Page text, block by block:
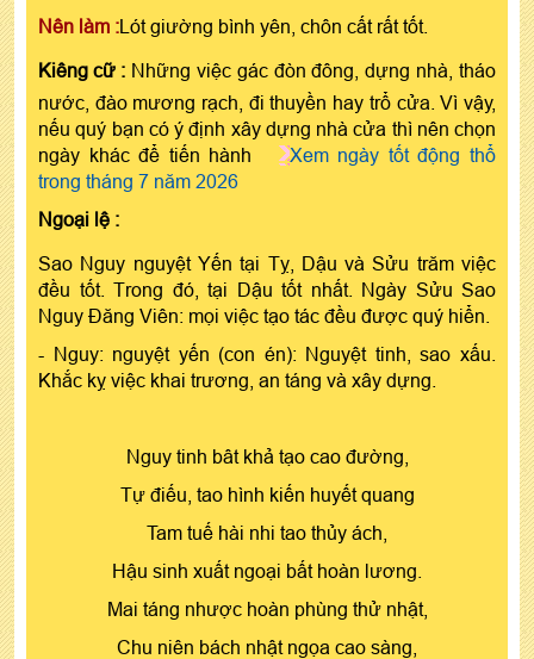
Nên làm :Lót giường bình yên, chôn cất rất tốt.
Kiêng cữ : Những việc gác đòn đông, dựng nhà, tháo
nước, đào mương rạch, đi thuyền hay trổ cửa. Vì vậy,
nếu quý bạn có ý định xây dựng nhà cửa thì nên chọn
ngày khác để tiến hành
Xem ngày tốt động thổ
trong tháng 7 năm 2026
Ngoại lệ :
Sao Nguy nguyệt Yến tại Tỵ, Dậu và Sửu trăm việc
đều tốt. Trong đó, tại Dậu tốt nhất. Ngày Sửu Sao
Nguy Đăng Viên: mọi việc tạo tác đều được quý hiển.
- Nguy: nguyệt yến (con én): Nguyệt tinh, sao xấu.
Khắc kỵ việc khai trương, an táng và xây dựng.
Nguy tinh bât khả tạo cao đường,
Tự điếu, tao hình kiến huyết quang
Tam tuế hài nhi tao thủy ách,
Hậu sinh xuất ngoại bất hoàn lương.
Mai táng nhược hoàn phùng thử nhật,
Chu niên bách nhật ngọa cao sàng,